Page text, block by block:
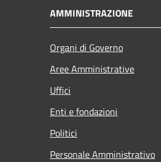
AMMINISTRAZIONE
Organi di Governo
Aree Amministrative
Uffici
Enti e fondazioni
Politici
Personale Amministrativo